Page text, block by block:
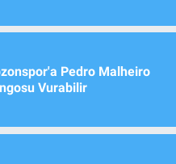
Pedro Malheiro
Vurabilir